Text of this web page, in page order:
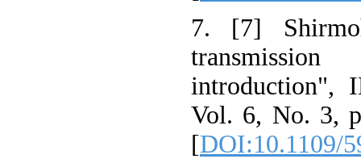
7. [7]
introduction",
Vol. 6, No. 3,
[DOI:10.1109/